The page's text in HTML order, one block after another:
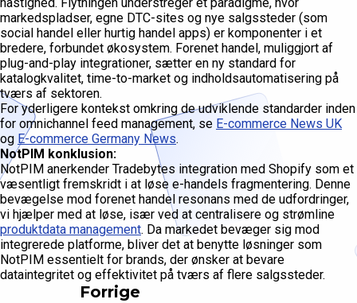
markedspladser, egne DTC-sites og nye salgssteder (som
social handel eller hurtig handel apps) er komponenter i et
bredere, forbundet økosystem. Forenet handel, muliggjort af
plug-and-play integrationer, sætter en ny standard for
katalogkvalitet, time-to-market og indholdsautomatisering på
tværs af sektoren.
For yderligere kontekst omkring de udviklende standarder inden
for omnichannel feed management, se E-commerce News UK
og E-commerce Germany News.
NotPIM konklusion:
NotPIM anerkender Tradebytes integration med Shopify som et
væsentligt fremskridt i at løse e-handels fragmentering. Denne
bevægelse mod forenet handel resonans med de udfordringer,
vi hjælper med at løse, især ved at centralisere og strømline
produktdata management. Da markedet bevæger sig mod
integrerede platforme, bliver det at benytte løsninger som
NotPIM essentielt for brands, der ønsker at bevare
dataintegritet og effektivitet på tværs af flere salgssteder.
Forrige